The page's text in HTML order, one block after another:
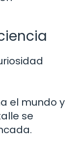
el mundo y
se